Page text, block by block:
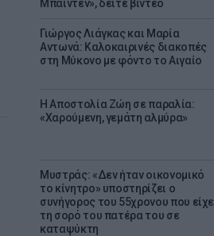
Μπάιντεν», δείτε βίντεο
Γιώργος Λιάγκας και Μαρία
Αντωνά: Καλοκαιρινές διακοπές
στη Μύκονο με φόντο το Αιγαίο
Η Αποστολία Ζώη σε παραλία:
«Χαρούμενη, γεμάτη αλμύρα»
Μυστράς: «Δεν ήταν οικονομικό
το κίνητρο» υποστηρίζει ο
συνήγορος του 55χρονου που είχε
τη σορό του πατέρα του σε
καταψύκτη